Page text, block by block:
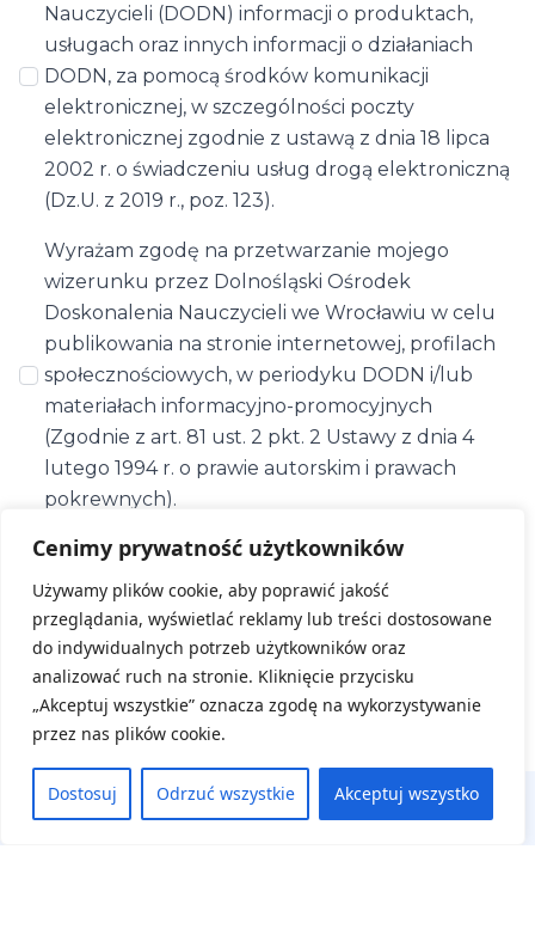
Cenimy prywatność użytkowników
Używamy plików cookie, aby poprawić jakość
przeglądania, wyświetlać reklamy lub treści dostosowane
do indywidualnych potrzeb użytkowników oraz
analizować ruch na stronie. Kliknięcie przycisku
„Akceptuj wszystkie” oznacza zgodę na wykorzystywanie
przez nas plików cookie.
Dostosuj Odrzuć wszystkie Akceptuj wszystko
Nauczycieli (DODN) informacji o produktach,
usługach oraz innych informacji o działaniach
DODN, za pomocą środków komunikacji
elektronicznej, w szczególności poczty
elektronicznej zgodnie z ustawą z dnia 18 lipca
2002 r. o świadczeniu usług drogą elektroniczną
(Dz.U. z 2019 r., poz. 123).
Wyrażam zgodę na przetwarzanie mojego
wizerunku przez Dolnośląski Ośrodek
Doskonalenia Nauczycieli we Wrocławiu w celu
publikowania na stronie internetowej, profilach
społecznościowych, w periodyku DODN i/lub
materiałach informacyjno-promocyjnych
(Zgodnie z art. 81 ust. 2 pkt. 2 Ustawy z dnia 4
lutego 1994 r. o prawie autorskim i prawach
pokrewnych).
Zapoznaj się jak chronimy Twoje dane -
informacyjna
ZAREJESTRUJ SIĘ